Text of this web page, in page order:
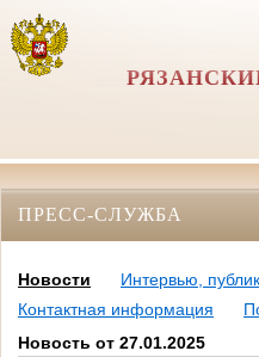
ПРЕСС-СЛУЖБА
Новости
Интервью,
Контактная информация
Новость от 27.01.2025